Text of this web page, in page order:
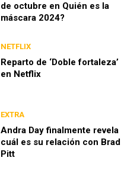
de octubre en Quién es la
máscara 2024?
NETFLIX
Reparto de ‘Doble fortaleza’
en Netflix
EXTRA
Andra Day finalmente revela
cuál es su relación con Brad
Pitt